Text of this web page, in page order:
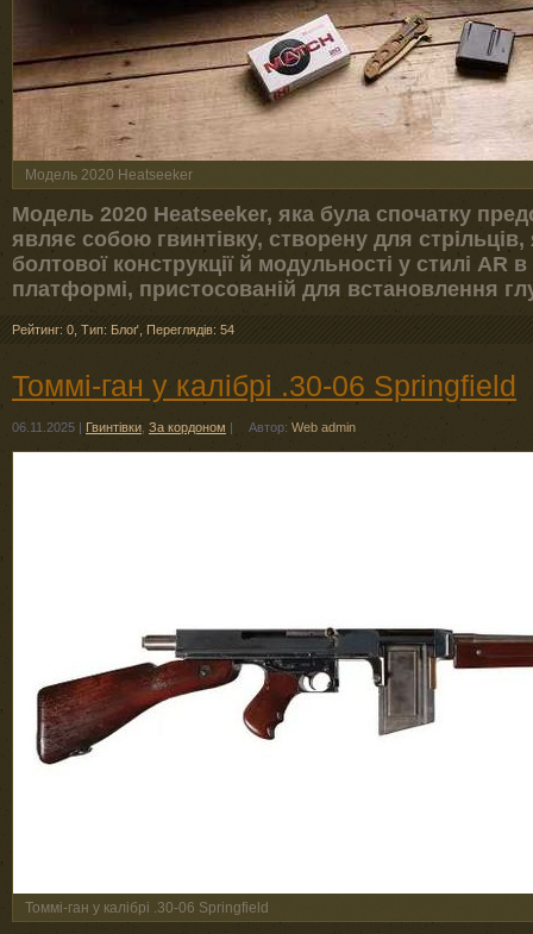
Модель 2020 Heatseeker
Модель 2020 Heatseeker, яка була спочатку
являє собою гвинтівку, створену для стрільців,
болтової конструкції й модульності у стилі AR
платформі, пристосованій для встановлення
Рейтинг: 0 Тип: Блоґ Переглядів: 54
Томмі-ган у калібрі .30-06 Springfield
06.11.2025 | Гвинтівки За кордоном | Автор: Web admin
Томмі-ган у калібрі .30-06 Springfield